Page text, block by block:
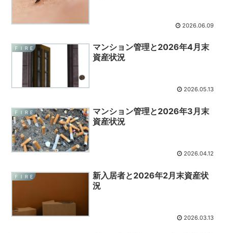
2026.06.09
ＦＩＲＥ
マンション管理と2026年4月末
資産状況
2026.05.13
ＦＩＲＥ
マンション管理と2026年3月末
資産状況
2026.04.12
ＦＩＲＥ
新入居者と2026年2月末資産状
況
2026.03.13